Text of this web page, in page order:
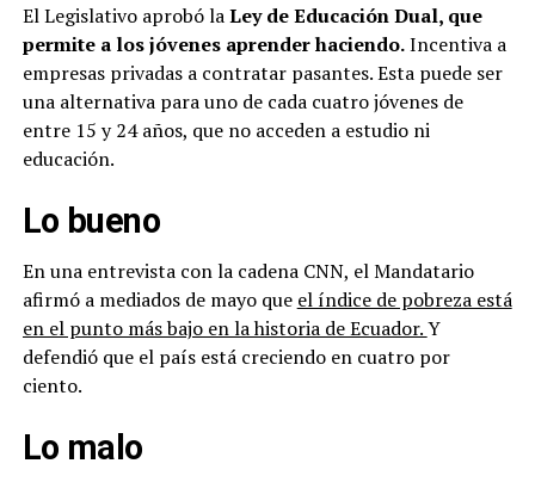
El Legislativo aprobó laLey de Educación Dual, que
permite a los jóvenes aprender haciendo.Incentiva a
empresas privadas a contratar pasantes. Esta puede ser
una alternativa para uno de cada cuatro jóvenes de
entre 15 y 24 años, que no acceden a estudio ni
educación.
Lo bueno
En una entrevista con la cadena CNN, el Mandatario
afirmó a mediados de mayo que el índice de pobreza está
en el punto más bajo en la historia de Ecuador.Y
defendió que el país está creciendo en cuatro por
ciento.
Lo malo